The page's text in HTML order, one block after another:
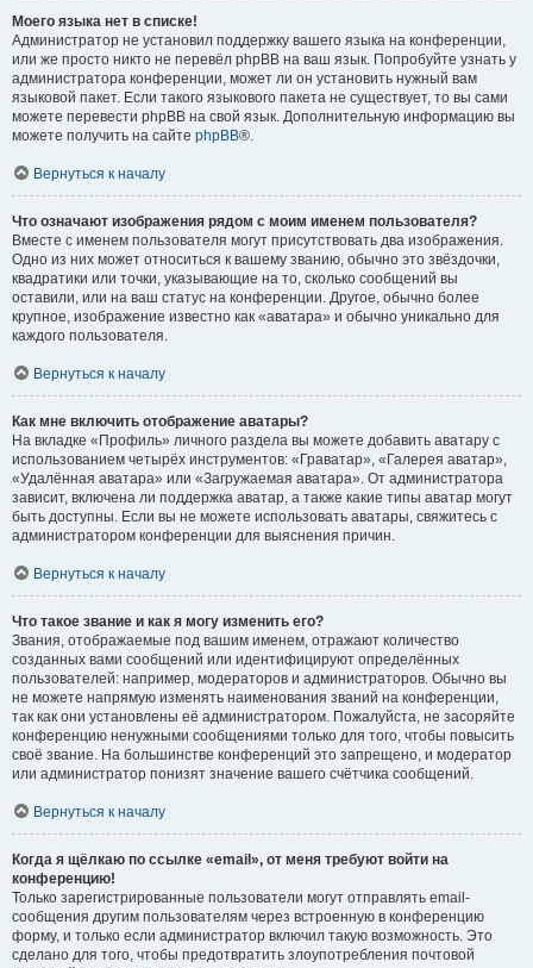
Моего языка нет в списке!
Администратор не установил поддержку вашего языка на конференции,
или же просто никто не перевёл phpBB на ваш язык. Попробуйте узнать у
администратора конференции, может ли он установить нужный вам
языковой пакет. Если такого языкового пакета не существует, то вы сами
можете перевести phpBB на свой язык. Дополнительную информацию вы
можете получить на сайте phpBB®.
Вернуться к началу
Что означают изображения рядом с моим именем пользователя?
Вместе с именем пользователя могут присутствовать два изображения.
Одно из них может относиться к вашему званию, обычно это звёздочки,
квадратики или точки, указывающие на то, сколько сообщений вы
оставили, или на ваш статус на конференции. Другое, обычно более
крупное, изображение известно как «аватара» и обычно уникально для
каждого пользователя.
Вернуться к началу
Как мне включить отображение аватары?
На вкладке «Профиль» личного раздела вы можете добавить аватару с
использованием четырёх инструментов: «Граватар», «Галерея аватар»,
«Удалённая аватара» или «Загружаемая аватара». От администратора
зависит, включена ли поддержка аватар, а также какие типы аватар могут
быть доступны. Если вы не можете использовать аватары, свяжитесь с
администратором конференции для выяснения причин.
Вернуться к началу
Что такое звание и как я могу изменить его?
Звания, отображаемые под вашим именем, отражают количество
созданных вами сообщений или идентифицируют определённых
пользователей: например, модераторов и администраторов. Обычно вы
не можете напрямую изменять наименования званий на конференции,
так как они установлены её администратором. Пожалуйста, не засоряйте
конференцию ненужными сообщениями только для того, чтобы повысить
своё звание. На большинстве конференций это запрещено, и модератор
или администратор понизят значение вашего счётчика сообщений.
Вернуться к началу
Когда я щёлкаю по ссылке «email», от меня требуют войти на
конференцию!
Только зарегистрированные пользователи могут отправлять email-
сообщения другим пользователям через встроенную в конференцию
форму, и только если администратор включил такую возможность. Это
сделано для того, чтобы предотвратить злоупотребления почтовой